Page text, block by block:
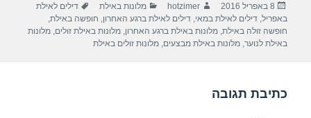
e
b
k
s
A
gr
a
e
פורסם
בתאריך
8 באפריל 2016 מחבר
hotzimer קטגוריות
מלונות באילת תגיות
דילים לאילת
באפריל,דילים לאילת במאי,דילים לאילת ברגע האחרון, חופשה באילת,
חופשה זולה באילת,מלונות באילת ברגע האחרון,מלונות באילת זולים,מלונות
באילת לנוער,מלונות באילת מבצעים,מלונות זולים באילת
כתיבת תגובה